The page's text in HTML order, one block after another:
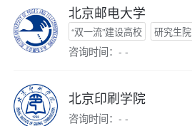
北京邮电大学
“双一流”建设高校 研究生院
咨询时间：- -
北京印刷学院
咨询时间：- -